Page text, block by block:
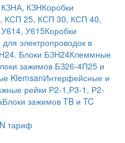
КЗНКоробки
КСП 25, КСП 30, КСП 40,
У615Коробки
для электропроводок в
Блоки БЗН24Клеммные
зажимов БЗ26-4П25 и
KlemsanИнтерфейсные и
рейки Р2-1,Р3-1, Р2-
Блоки зажимов TB и TC
тариф